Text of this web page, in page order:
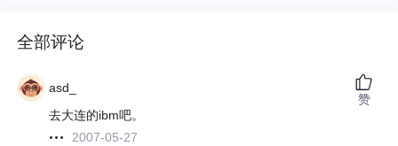
全部评论
asd_
去大连的ibm吧。
2007-05-27
赞